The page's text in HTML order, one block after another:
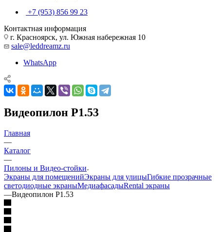
+7 (953) 856 99 23
Контактная информация
г. Красноярск, ул. Южная набережная 10
sale@leddreamz.ru
WhatsApp
Видеопилон P1.53
Главная
—
Каталог
—
Пилоны и Видео-стойки
Экраны для помещенийЭкраны для улицыГибкие прозрачные
светодиодные экраныМедиафасадыRental экраны
—Видеопилон P1.53